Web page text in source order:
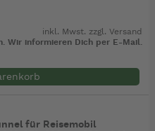
inkl. Mwst. zzgl.Versand
Wir informieren Dich per E-Mail.
für Reisemobil